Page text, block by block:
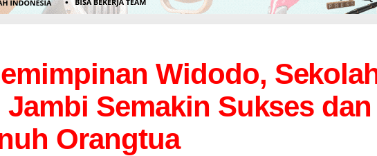
Widodo,
Semakin Sukses dan
Orangtua